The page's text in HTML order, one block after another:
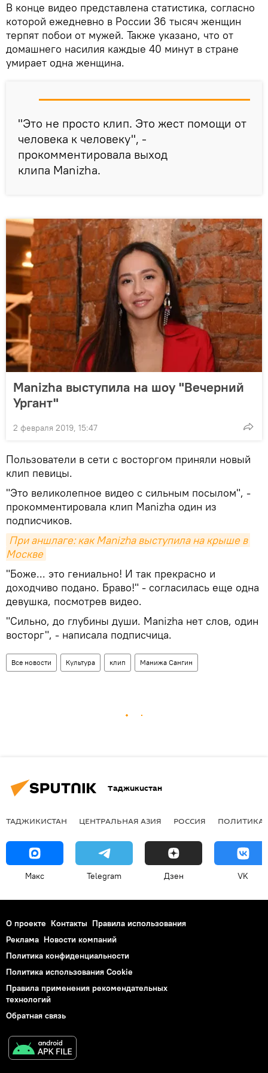
В конце видео представлена статистика, согласно
которой ежедневно в России 36 тысяч женщин
терпят побои от мужей. Также указано, что от
домашнего насилия каждые 40 минут в стране
умирает одна женщина.
"Это не просто клип. Это жест помощи от
человека к человеку", -
прокомментировала выход
клипа Manizha.
Manizha выступила на шоу "Вечерний
Ургант"
2 февраля 2019, 15:47
Пользователи в сети с восторгом приняли новый
клип певицы.
"Это великолепное видео с сильным посылом", -
прокомментировала клип Manizha один из
подписчиков.
При аншлаге: как Manizha выступила на крыше в
Москве
"Боже... это гениально! И так прекрасно и
доходчиво подано. Браво!" - согласилась еще одна
девушка, посмотрев видео.
"Сильно, до глубины души. Manizha нет слов, один
восторг", - написала подписчица.
Все новости Культура клип Манижа Сангин
Таджикистан
ТАДЖИКИСТАН ЦЕНТРАЛЬНАЯ АЗИЯ РОССИЯ ПОЛИТИКА
Макс Telegram Дзен VK
О проекте Контакты Правила использования
Реклама Новости компаний
Политика конфиденциальности
Политика использования Cookie
Правила применения рекомендательных
технологий
Обратная связь